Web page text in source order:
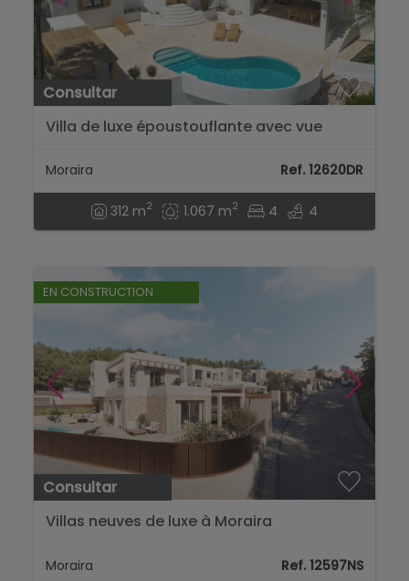
Consultar
Villa de luxe époustouflante avec vue
Moraira...
Moraira Ref. 12620DR
312 m2 1.067 m2 4 4
EN CONSTRUCTION
Consultar
Villas neuves de luxe à Moraira
Moraira Ref. 12597NS